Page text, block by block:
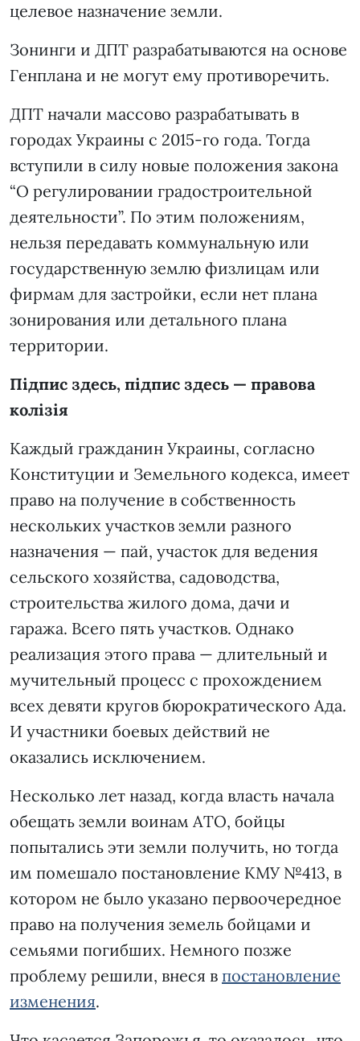
целевое назначение земли.
Зонинги и ДПТ разрабатываются на основе
Генплана и не могут ему противоречить.
ДПТ начали массово разрабатывать в
городах Украины с 2015-го года. Тогда
вступили в силу новые положения закона
“О регулировании градостроительной
деятельности”. По этим положениям,
нельзя передавать коммунальную или
государственную землю физлицам или
фирмам для застройки, если нет плана
зонирования или детального плана
территории.
Підпис здесь, підпис здесь — правова
колізія
Каждый гражданин Украины, согласно
Конституции и Земельного кодекса, имеет
право на получение в собственность
нескольких участков земли разного
назначения — пай, участок для ведения
сельского хозяйства, садоводства,
строительства жилого дома, дачи и
гаража. Всего пять участков. Однако
реализация этого права — длительный и
мучительный процесс с прохождением
всех девяти кругов бюрократического Ада.
И участники боевых действий не
оказались исключением.
Несколько лет назад, когда власть начала
обещать земли воинам АТО, бойцы
попытались эти земли получить, но тогда
им помешало постановление КМУ №413, в
котором не было указано первоочередное
право на получения земель бойцами и
семьями погибших. Немного позже
проблему решили, внеся в постановление
изменения.